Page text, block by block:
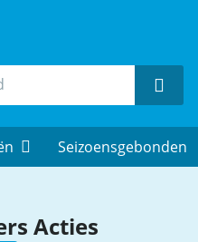
Seizoensgebonden
Acties